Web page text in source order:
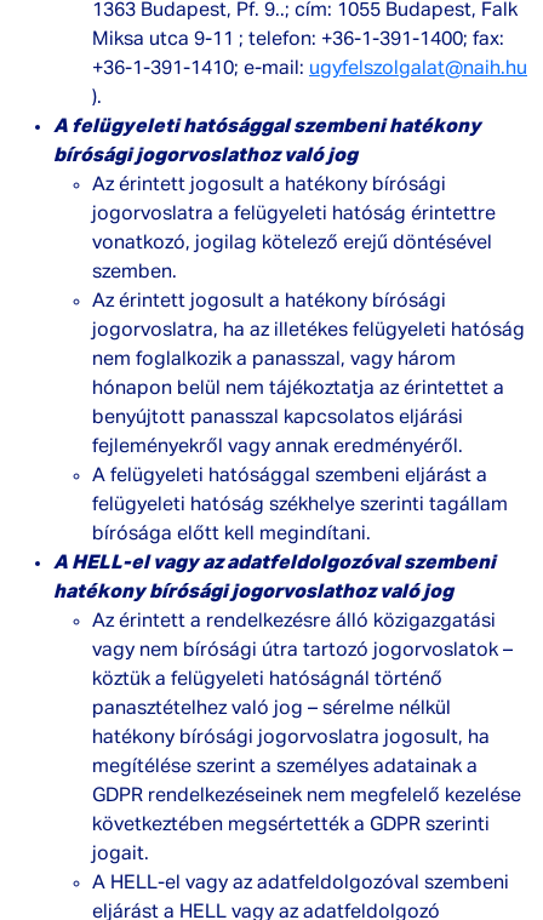
1363 Budapest, Pf. 9..; cím: 1055 Budapest, Falk
Miksa utca 9-11 ; telefon: +36-1-391-1400; fax:
+36-1-391-1410; e-mail: ugyfelszolgalat@naih.hu
).
A felügyeleti hatósággal szembeni hatékony
bírósági jogorvoslathoz való jog
Az érintett jogosult a hatékony bírósági
jogorvoslatra a felügyeleti hatóság érintettre
vonatkozó, jogilag kötelező erejű döntésével
szemben.
Az érintett jogosult a hatékony bírósági
jogorvoslatra, ha az illetékes felügyeleti hatóság
nem foglalkozik a panasszal, vagy három
hónapon belül nem tájékoztatja az érintettet a
benyújtott panasszal kapcsolatos eljárási
fejleményekről vagy annak eredményéről.
A felügyeleti hatósággal szembeni eljárást a
felügyeleti hatóság székhelye szerinti tagállam
bírósága előtt kell megindítani.
A HELL-el vagy az adatfeldolgozóval szembeni
hatékony bírósági jogorvoslathoz való jog
Az érintett a rendelkezésre álló közigazgatási
vagy nem bírósági útra tartozó jogorvoslatok –
köztük a felügyeleti hatóságnál történő
panasztételhez való jog – sérelme nélkül
hatékony bírósági jogorvoslatra jogosult, ha
megítélése szerint a személyes adatainak a
GDPR rendelkezéseinek nem megfelelő kezelése
következtében megsértették a GDPR szerinti
jogait.
A HELL-el vagy az adatfeldolgozóval szembeni
eljárást a HELL vagy az adatfeldolgozó